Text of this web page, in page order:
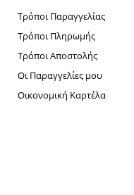
Τρόποι Παραγγελίας
Τρόποι Πληρωμής
Τρόποι Αποστολής
Oι Παραγγελίες μου
Oικονομική Καρτέλα